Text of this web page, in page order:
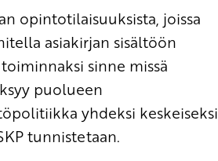
opintotilaisuuksista, joissa
asiakirjan sisältöön
sinne missä
puolueen
yhdeksi keskeiseksi
tunnistetaan.